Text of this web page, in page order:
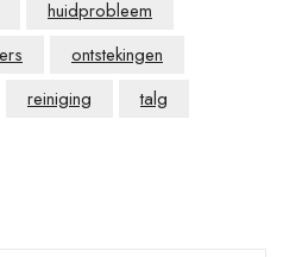
huidprobleem
ontstekingen
reiniging
talg